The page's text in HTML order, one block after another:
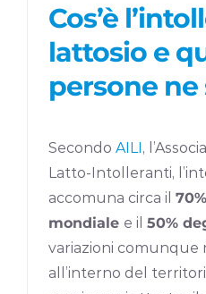
Cos’è
lattosio e
persone
SecondoAILI,
Latto-Intolleranti,
accomuna circa il
mondiale e il50%
variazioni comunque
all’interno del